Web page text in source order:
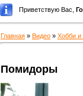
Приветствую Вас
Главная » Видео » Хобби и
Помидоры